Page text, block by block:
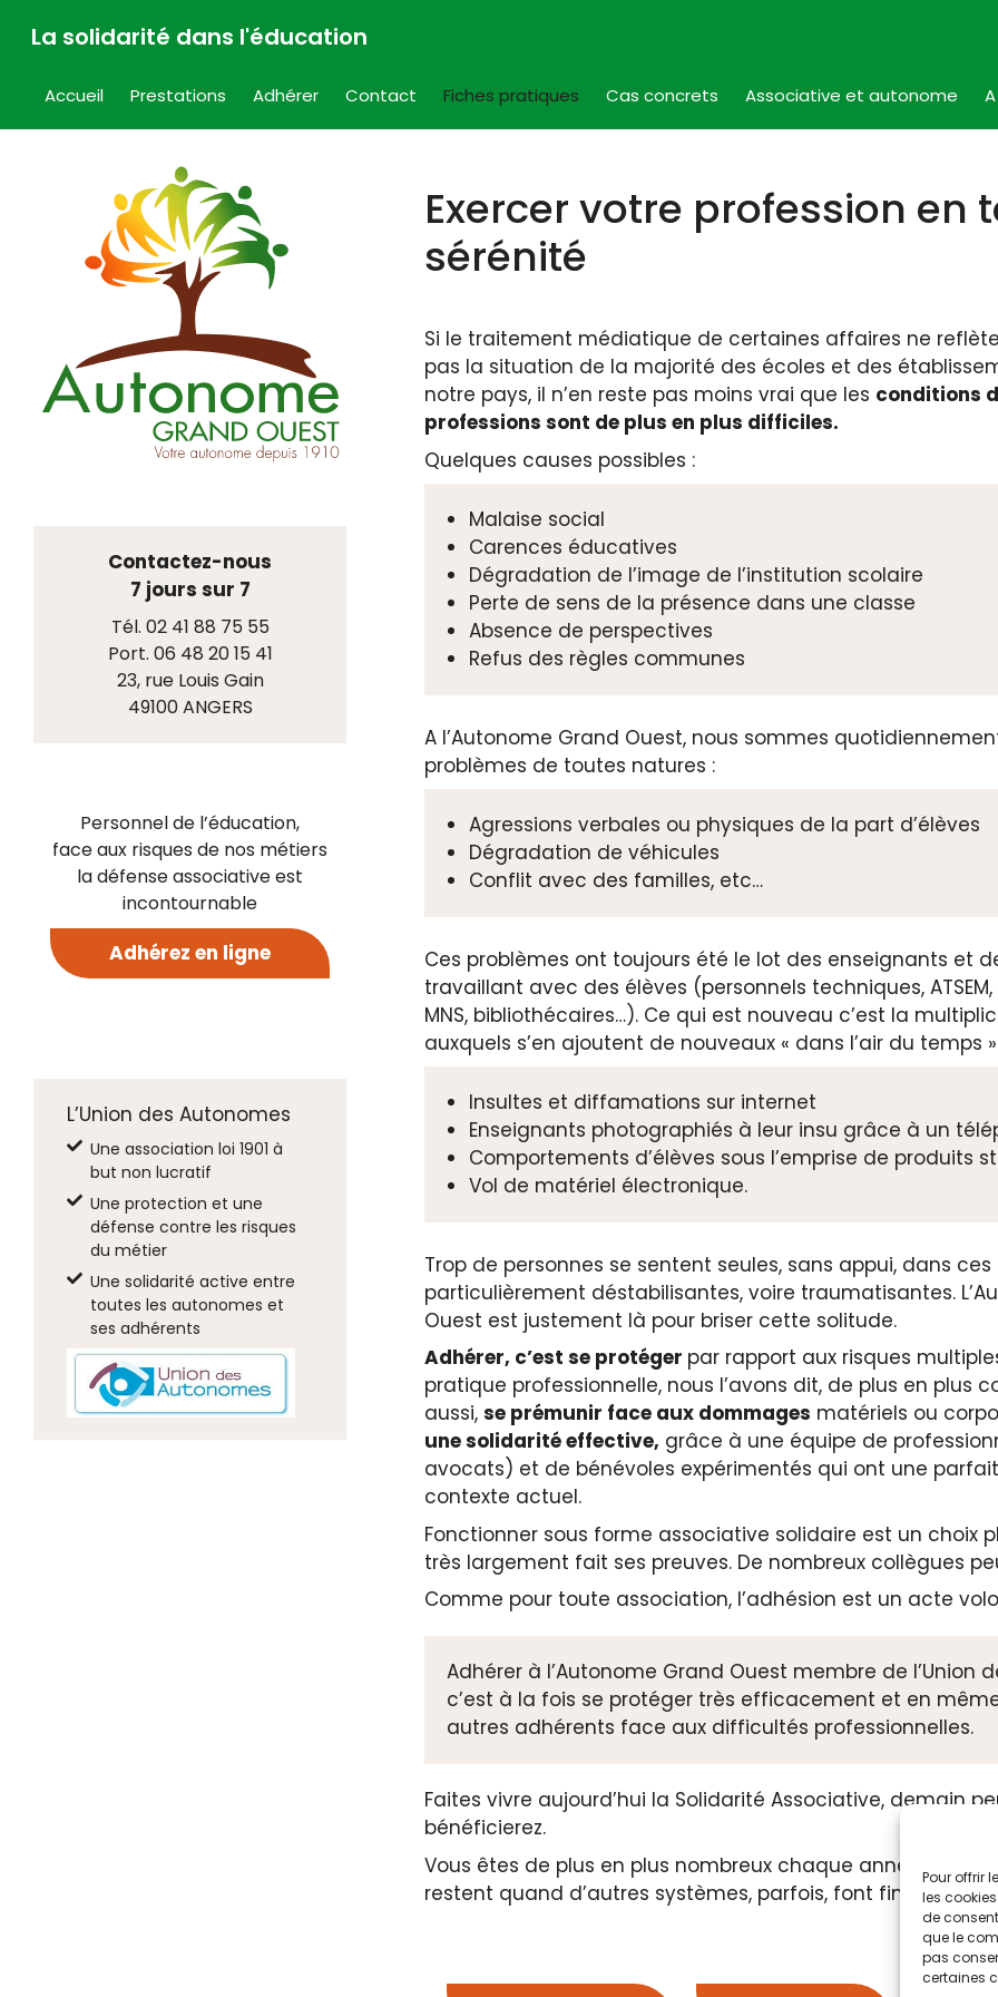
Pour offrir
les
de
que le
pas
certaines
La solidarité dans l'éducation
Accueil Prestations Adhérer Contact Fiches pratiques Cas concrets Associative et autonome
Exercer votre profession en
sérénité
Si le traitement médiatique de certaines affaires ne
pas la situation de la majorité des écoles et des
notre pays, il n’en reste pas moins vrai que les conditions
professions sont de plus en plus difficiles.
Quelques causes possibles :
Malaise social
Carences éducatives
Dégradation de l’image de l’institution scolaire
Perte de sens de la présence dans une classe
Absence de perspectives
Refus des règles communes
A l’Autonome Grand Ouest, nous sommes
problèmes de toutes natures :
Agressions verbales ou physiques de la part d’élèves
Dégradation de véhicules
Conflit avec des familles, etc…
Ces problèmes ont toujours été le lot des enseignants et
travaillant avec des élèves (personnels techniques,
MNS, bibliothécaires…). Ce qui est nouveau c’est la
auxquels s’en ajoutent de nouveaux « dans l’air du temps
Insultes et diffamations sur internet
Enseignants photographiés à leur insu grâce à un
Comportements d’élèves sous l’emprise de produits
Vol de matériel électronique.
Trop de personnes se sentent seules, sans appui, dans
particulièrement déstabilisantes, voire traumatisantes.
Ouest est justement là pour briser cette solitude.
Adhérer, c’est se protéger par rapport aux risques
pratique professionnelle, nous l’avons dit, de plus en plus
aussi, se prémunir face aux dommages matériels ou
une solidarité effective, grâce à une équipe de
avocats) et de bénévoles expérimentés qui ont une
contexte actuel.
Fonctionner sous forme associative solidaire est un choix
très largement fait ses preuves. De nombreux collègues
Comme pour toute association, l’adhésion est un acte
Adhérer à l’Autonome Grand Ouest membre de l’Union
c’est à la fois se protéger très efficacement et en
autres adhérents face aux difficultés professionnelles.
Faites vivre aujourd’hui la Solidarité Associative, demain
bénéficierez.
Vous êtes de plus en plus nombreux chaque année à
restent quand d’autres systèmes, parfois, font finalement
Contactez-nous
7 jours sur 7
Tél. 02 41 88 75 55
Port. 06 48 20 15 41
23, rue Louis Gain
49100 ANGERS
Personnel de l’éducation,
face aux risques de nos métiers
la défense associative est
incontournable
Adhérez en ligne
L’Union des Autonomes
Une association loi 1901 à
but non lucratif
Une protection et une
défense contre les risques
du métier
Une solidarité active entre
toutes les autonomes et
ses adhérents